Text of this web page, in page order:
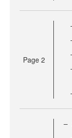
Page 2